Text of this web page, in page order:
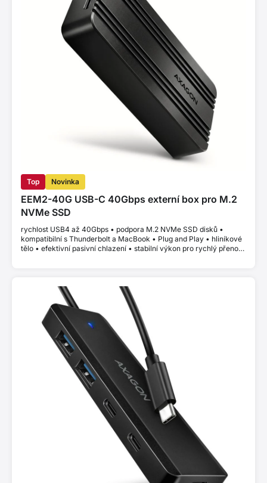
Top Novinka
EEM2-40G USB-C 40Gbps externí box pro M.2
NVMe SSD
rychlost USB4 až 40Gbps • podpora M.2 NVMe SSD disků •
kompatibilní s Thunderbolt a MacBook • Plug and Play • hliníkové
tělo • efektivní pasivní chlazení • stabilní výkon pro rychlý přenos